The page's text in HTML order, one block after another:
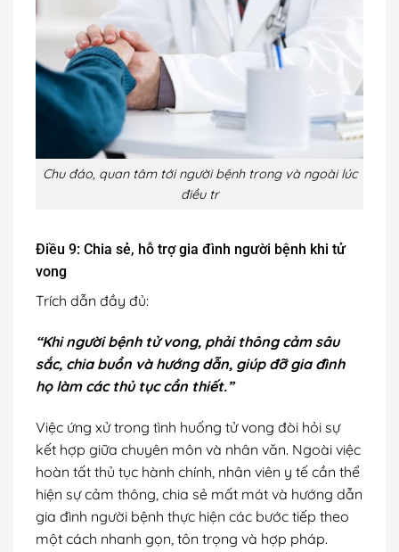
Chu đáo, quan tâm tới người bệnh trong và ngoài lúc
điều tr
Điều 9: Chia sẻ, hỗ trợ gia đình người bệnh khi tử
vong
Trích dẫn đầy đủ:
“Khi người bệnh tử vong, phải thông cảm sâu
sắc, chia buồn và hướng dẫn, giúp đỡ gia đình
họ làm các thủ tục cần thiết.”
Việc ứng xử trong tình huống tử vong đòi hỏi sự
kết hợp giữa chuyên môn và nhân văn. Ngoài việc
hoàn tất thủ tục hành chính, nhân viên y tế cần thể
hiện sự cảm thông, chia sẻ mất mát và hướng dẫn
gia đình người bệnh thực hiện các bước tiếp theo
một cách nhanh gọn, tôn trọng và hợp pháp.